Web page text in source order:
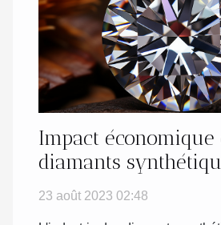
Impact économique
diamants
marché de la
23 août 2023 02:48